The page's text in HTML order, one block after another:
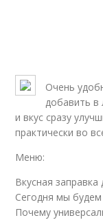
Очень
добавить в
и вкус сразу
практически во
Меню:
Вкусная
Сегодня мы будем
Почему